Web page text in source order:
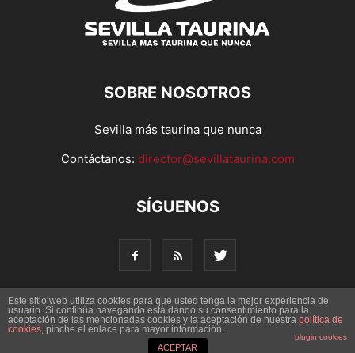
SOBRE NOSOTROS
Sevilla más taurina que nunca
Contáctanos: director@sevillataurina.com
SÍGUENOS
© Copyright 2016 - Sevilla Taurina. Todos los derechos
reservados | Desarrollado por
Este sitio web utiliza cookies para que usted tenga la mejor experiencia de
usuario. Si continúa navegando está dando su consentimiento para la
aceptación de las mencionadas cookies y la aceptación de nuestra política de
cookies, pinche el enlace para mayor información.
plugin cookies
ACEPTAR